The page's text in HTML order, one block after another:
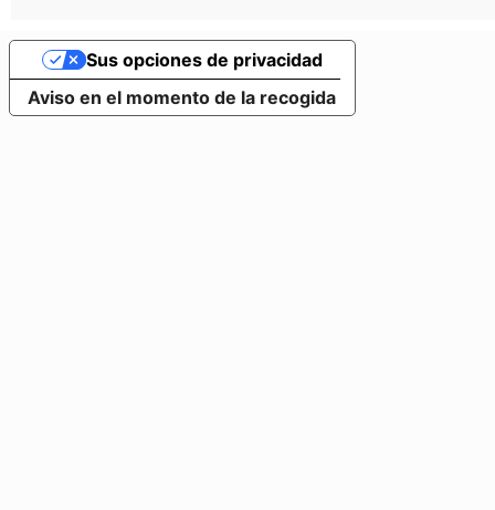
Aviso en el momento de la recogida
Sus opciones de privacidad